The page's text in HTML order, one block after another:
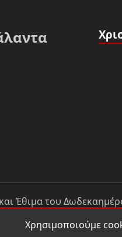
Έθιμα του
Χρησιμοποιούμε